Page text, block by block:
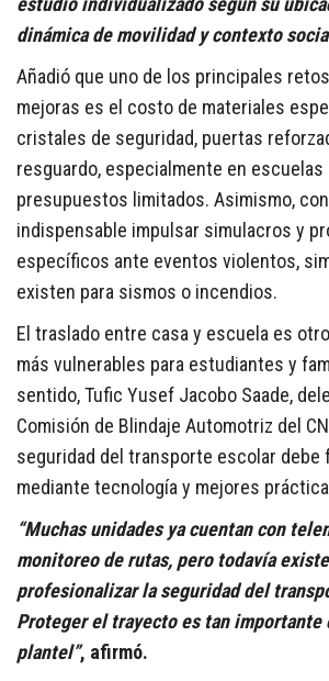
dinámica de movilidad y contexto
Añadió que uno de los principales
mejoras es el costo de materiales
cristales de seguridad, puertas
resguardo, especialmente en
presupuestos limitados. Asimismo,
indispensable impulsar simulacros y
específicos ante eventos violentos,
existen para sismos o incendios.
El traslado entre casa y escuela es
más vulnerables para estudiantes y
sentido, Tufic Yusef Jacobo Saade,
Comisión de Blindaje Automotriz del
seguridad del transporte escolar debe
mediante tecnología y mejores
“Muchas unidades ya cuentan con
monitoreo de rutas, pero todavía
profesionalizar la seguridad del
Proteger el trayecto es tan importante
plantel”, afirmó.